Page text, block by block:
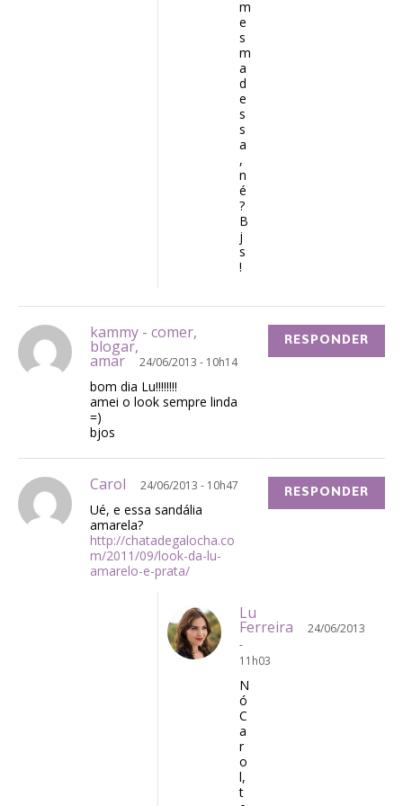
m
e
s
m
a
d
e
s
s
a
,
n
é
?
B
j
s
!
kammy - comer,
blogar,
amar 24/06/2013 - 10h14
bom dia Lu!!!!!!!!
amei o look sempre linda
=)
bjos
RESPONDER
Carol 24/06/2013 - 10h47
Ué, e essa sandália
amarela?
http://chatadegalocha.co
m/2011/09/look-da-lu-
amarelo-e-prata/
RESPONDER
Lu
Ferreira
24/06/2013
-
11h03
N
ó
C
a
r
o
l,
t